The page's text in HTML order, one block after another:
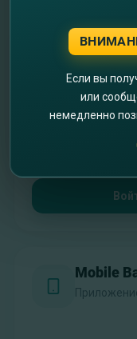
Internet
Mobile
Если вы
или
немедленно